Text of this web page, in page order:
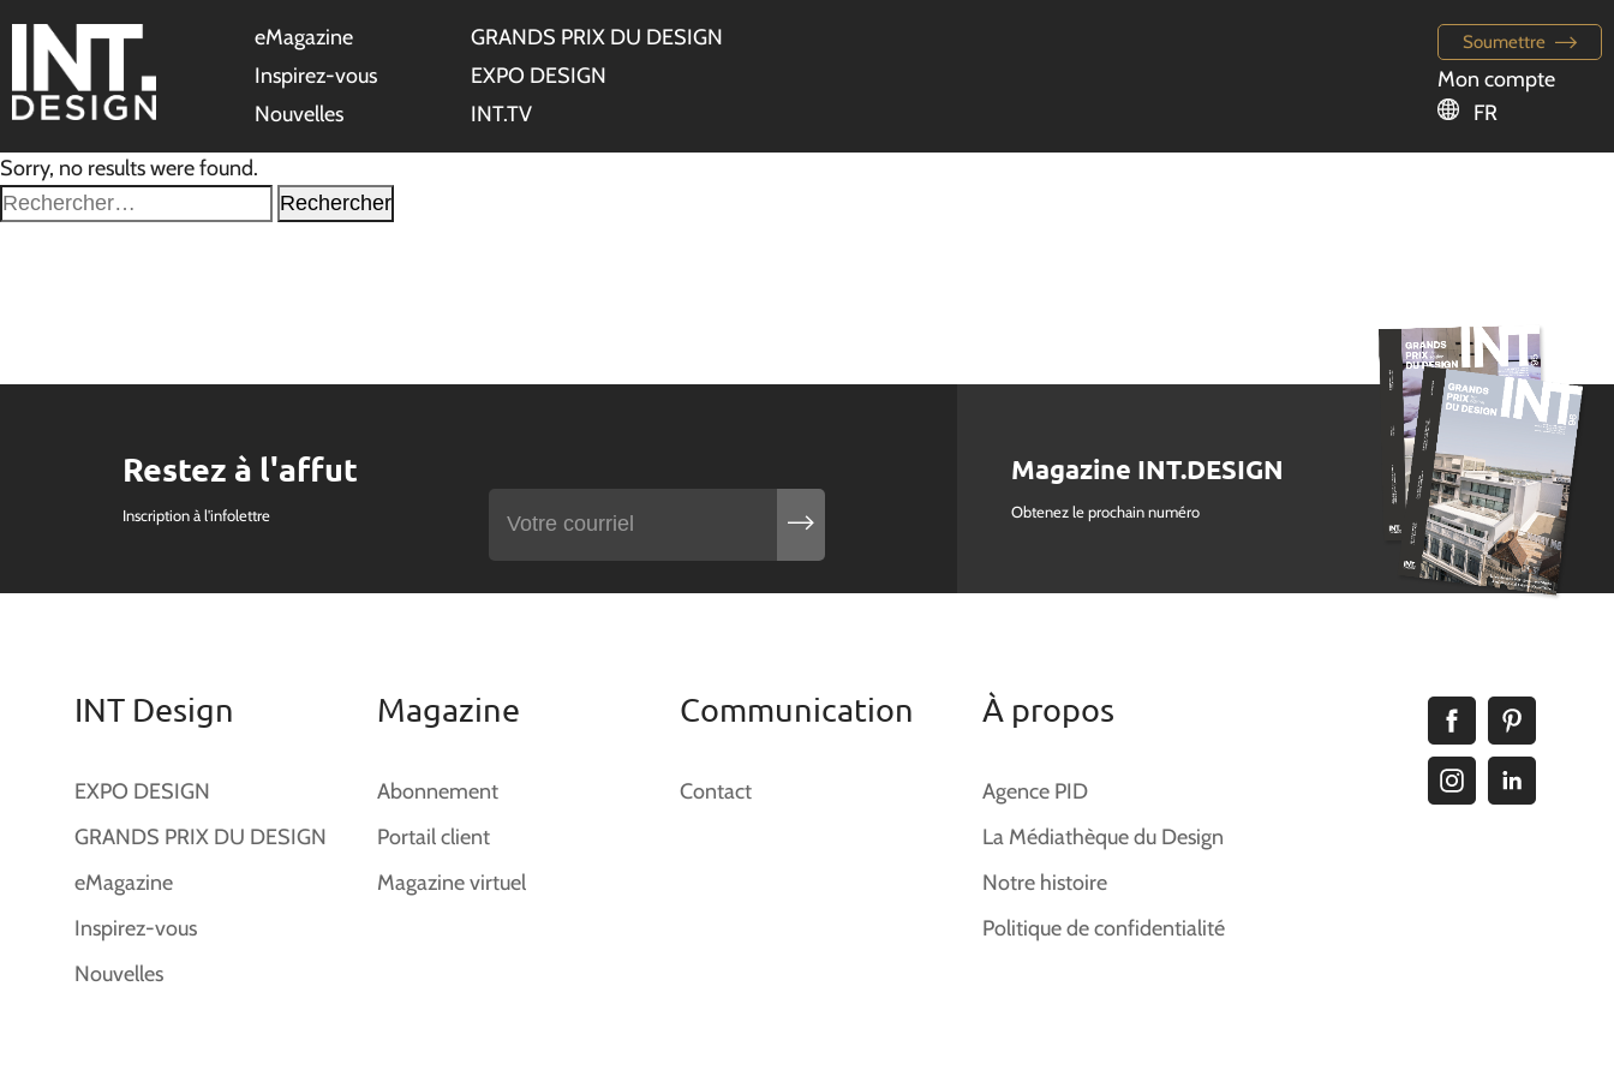
eMagazine
Inspirez-vous
Nouvelles
GRANDS PRIX DU DESIGN
EXPO DESIGN
INT.TV
Soumettre
Mon compte
FR
Sorry, no results were found.
Rechercher :
Restez à l'affut
Inscription à l'infolettre
Magazine INT.DESIGN
Obtenez le prochain numéro
INT Design
EXPO DESIGN
GRANDS PRIX DU DESIGN
eMagazine
Inspirez-vous
Nouvelles
Magazine
Abonnement
Portail client
Magazine virtuel
Communication
Contact
À propos
Agence PID
La Médiathèque du Design
Notre histoire
Politique de confidentialité